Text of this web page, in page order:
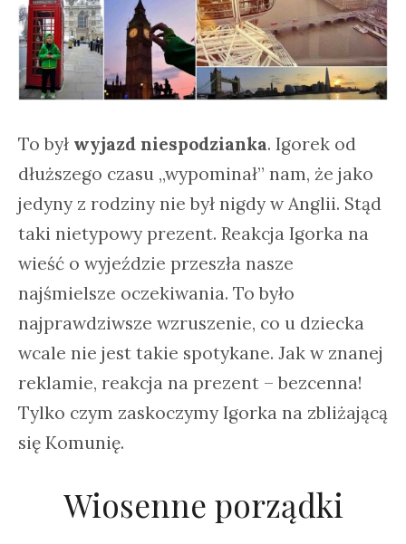
To był wyjazd niespodzianka. Igorek od
dłuższego czasu „wypominał” nam, że jako
jedyny z rodziny nie był nigdy w Anglii. Stąd
taki nietypowy prezent. Reakcja Igorka na
wieść o wyjeździe przeszła nasze
najśmielsze oczekiwania. To było
najprawdziwsze wzruszenie, co u dziecka
wcale nie jest takie spotykane. Jak w znanej
reklamie, reakcja na prezent – bezcenna!
Tylko czym zaskoczymy Igorka na zbliżającą
się Komunię.
Wiosenne porządki